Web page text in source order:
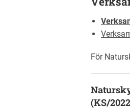
För
(KS/